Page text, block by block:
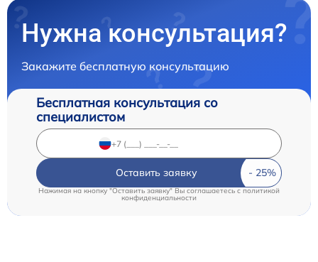
Нужна консультация?
Закажите бесплатную консультацию
Бесплатная консультация со
специалистом
Оставить заявку
Нажимая на кнопку "Оставить заявку" Вы соглашаетесь c политикой
конфиденциальности